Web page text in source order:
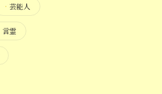
・ 芸能人
言霊